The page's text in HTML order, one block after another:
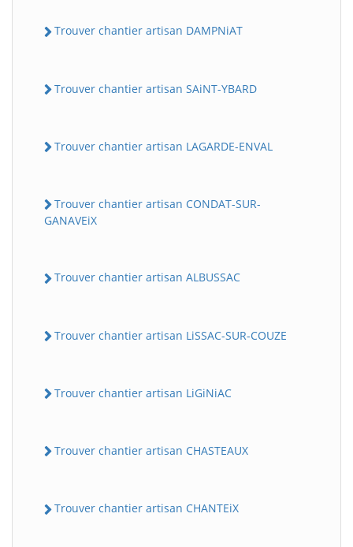
Trouver chantier artisan DAMPNiAT
Trouver chantier artisan SAiNT-YBARD
Trouver chantier artisan LAGARDE-ENVAL
Trouver chantier artisan CONDAT-SUR-
GANAVEiX
Trouver chantier artisan ALBUSSAC
Trouver chantier artisan LiSSAC-SUR-COUZE
Trouver chantier artisan LiGiNiAC
Trouver chantier artisan CHASTEAUX
Trouver chantier artisan CHANTEiX